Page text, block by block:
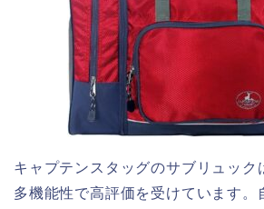
キャプテンスタッグのサブリュック
多機能性で高評価を受けています。